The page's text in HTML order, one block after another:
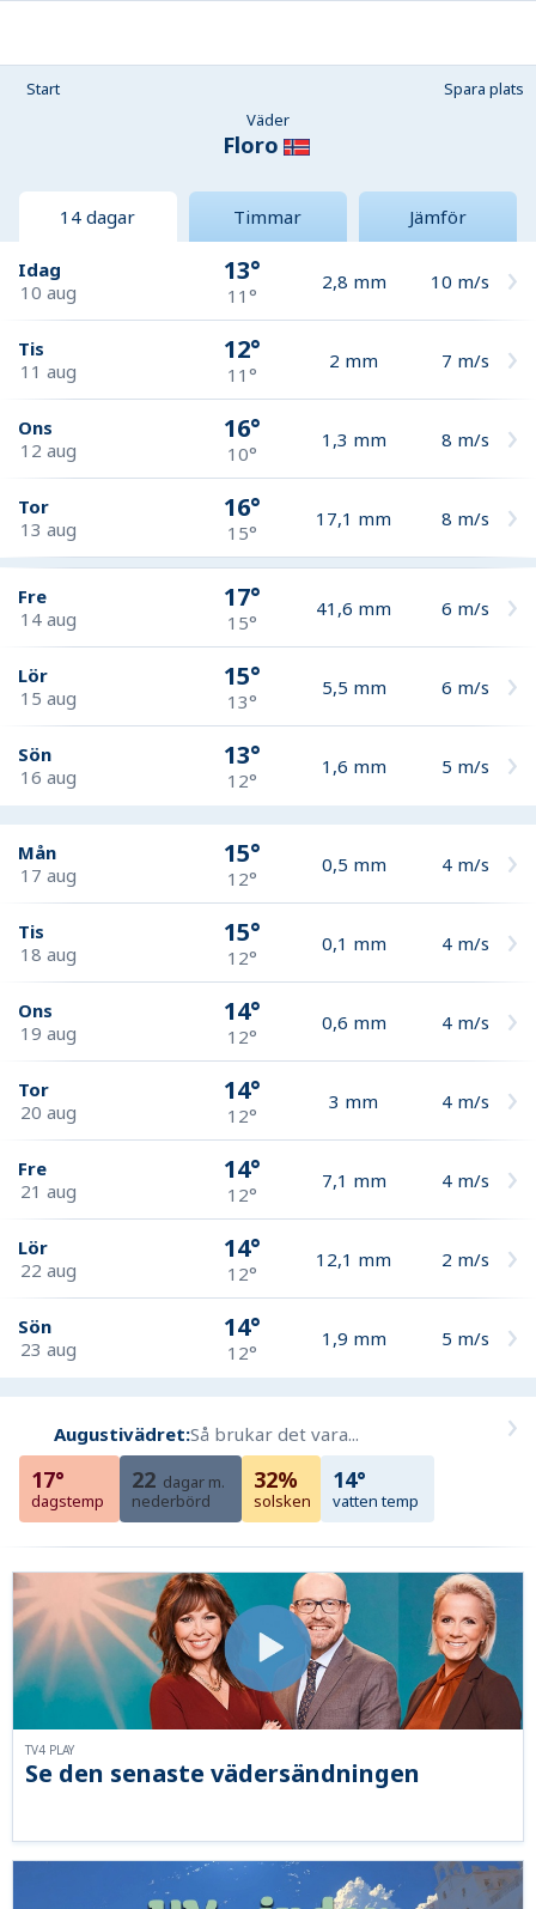
Start
Spara plats
Väder
Floro
14 dagar Timmar Jämför
Idag
10 aug
13°
11°
2,8 mm 10 m/s
Tis
11 aug
12°
11°
2 mm 7 m/s
Ons
12 aug
16°
10°
1,3 mm 8 m/s
Tor
13 aug
16°
15°
17,1 mm 8 m/s
Fre
14 aug
17°
15°
41,6 mm 6 m/s
Lör
15 aug
15°
13°
5,5 mm 6 m/s
Sön
16 aug
13°
12°
1,6 mm 5 m/s
Mån
17 aug
15°
12°
0,5 mm 4 m/s
Tis
18 aug
15°
12°
0,1 mm 4 m/s
Ons
19 aug
14°
12°
0,6 mm 4 m/s
Tor
20 aug
14°
12°
3 mm 4 m/s
Fre
21 aug
14°
12°
7,1 mm 4 m/s
Lör
22 aug
14°
12°
12,1 mm 2 m/s
Sön
23 aug
14°
12°
1,9 mm 5 m/s
Augustivädret:Så brukar det vara...
17°
dagstemp
22 dagar m.
nederbörd
32%
solsken
14°
vatten temp
Se den senaste vädersändningen
TV4 PLAY